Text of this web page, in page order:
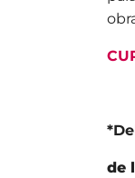
de